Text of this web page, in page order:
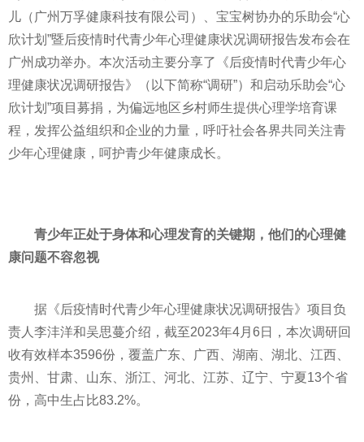
儿（广州万孚健康科技有限公司）、宝宝树协办的乐助会“心
欣计划”暨后疫情时代青少年心理健康状况调研报告发布会在
广州成功举办。本次活动主要分享了《后疫情时代青少年心
理健康状况调研报告》（以下简称“调研”）和启动乐助会“心
欣计划”项目募捐，为偏远地区乡村师生提供心理学培育课
程，发挥公益组织和企业的力量，呼吁社会各界共同关注青
少年心理健康，呵护青少年健康成长。
青少年正处于身体和心理发育的关键期，他们的心理健
康问题不容忽视
据《后疫情时代青少年心理健康状况调研报告》项目负
责人李沣洋和吴思蔓介绍，截至2023年4月6日，本次调研回
收有效样本3596份，覆盖广东、广西、湖南、湖北、江西、
贵州、甘肃、山东、浙江、河北、江苏、辽宁、宁夏13个省
份，高中生占比83.2%。